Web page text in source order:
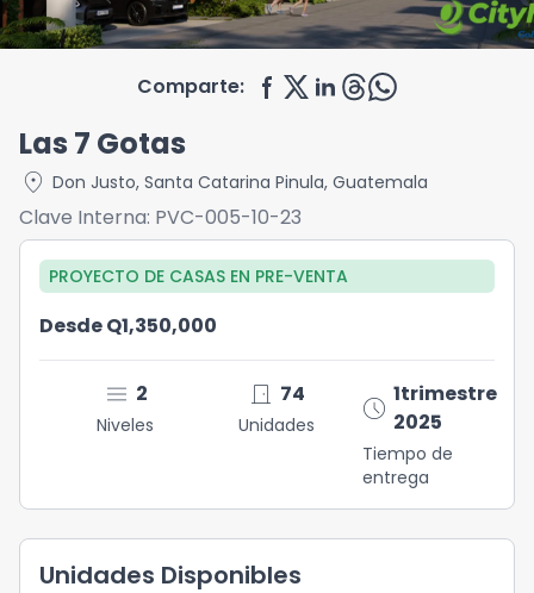
Comparte:
Las 7 Gotas
location_on Don Justo, Santa Catarina Pinula, Guatemala
Clave Interna: PVC-005-10-23
PROYECTO DE CASAS EN PRE-VENTA
Desde Q1,350,000
menu 2
Niveles
door_front 74
Unidades schedule 1trimestre
2025
Tiempo de
entrega
Unidades Disponibles